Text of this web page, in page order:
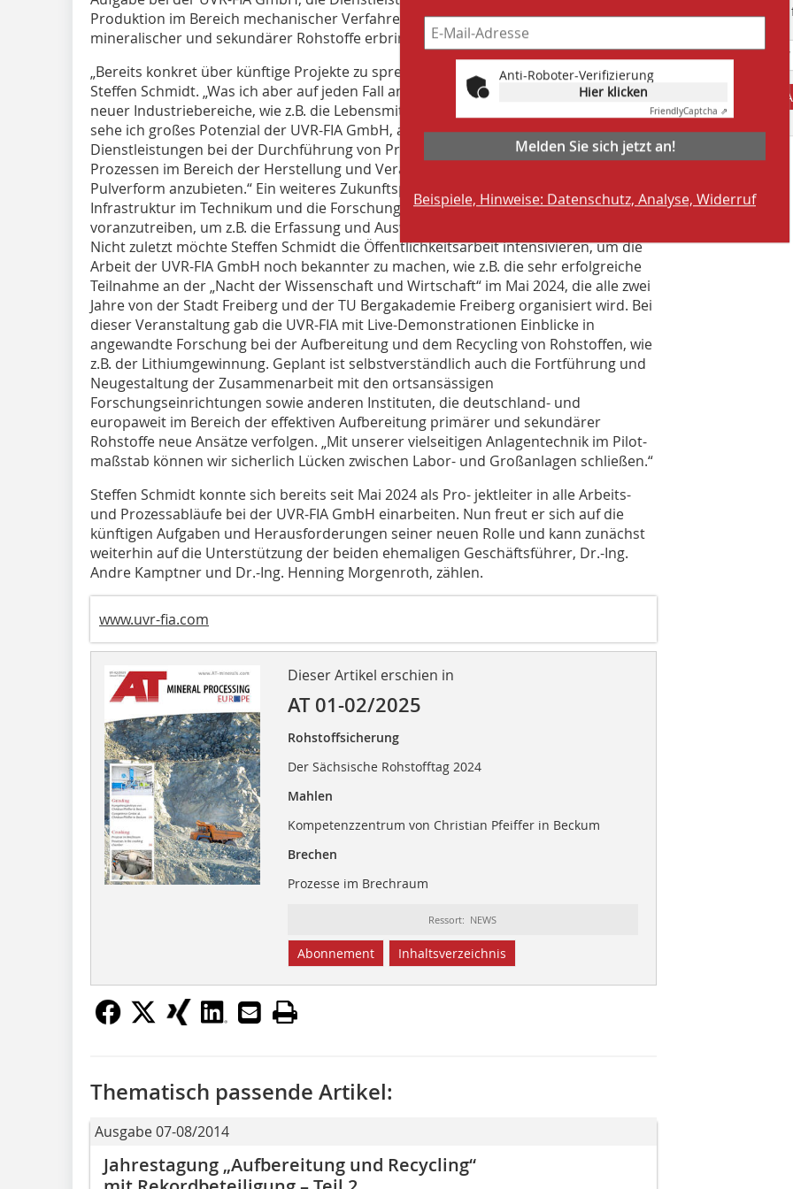
Produktion im Bereich mechanischer Verfahrenstechnik sowie der Aufbereitung
mineralischer und sekundärer Rohstoffe erbringt.
„Bereits konkret über künftige Projekte zu sprechen, ist sicherlich zu früh“, sagt
Steffen Schmidt. „Was ich aber auf jeden Fall angehen möchte, ist die Erschließung
neuer Industriebereiche, wie z.B. die Lebensmittelindustrie. Auch für diese Branche
sehe ich großes Potenzial der UVR-FIA GmbH, als kompetenter Ansprechpartner
Dienstleistungen bei der Durchführung von Projekten bzw. der Optimierung von
Prozessen im Bereich der Herstellung und Verarbeitung von Nahrungsmitteln in
Pulverform anzubieten.“ Ein weiteres Zukunftsprojekt ist, die Modernisierung der
Infrastruktur im Technikum und die Forschung über Einsatzmöglichkeiten der KI
voranzutreiben, um z.B. die Erfassung und Auswertung von Daten zu optimieren.
Nicht zuletzt möchte Steffen Schmidt die Öffentlichkeitsarbeit intensivieren, um die
Arbeit der UVR-FIA GmbH noch bekannter zu machen, wie z.B. die sehr erfolgreiche
Teilnahme an der „Nacht der Wissenschaft und Wirtschaft“ im Mai 2024, die alle zwei
Jahre von der Stadt Freiberg und der TU Bergakademie Freiberg organisiert wird. Bei
dieser Veranstaltung gab die UVR-FIA mit Live-Demonstrationen Einblicke in
angewandte Forschung bei der Aufbereitung und dem Recycling von Rohstoffen, wie
z.B. der Lithiumgewinnung. Geplant ist selbstverständlich auch die Fortführung und
Neugestaltung der Zusammenarbeit mit den ortsansässigen
Forschungseinrichtungen sowie anderen Instituten, die deutschland- und
europaweit im Bereich der effektiven Aufbereitung primärer und sekundärer
Rohstoffe neue Ansätze verfolgen. „Mit unserer vielseitigen Anlagentechnik im Pilot-
maßstab können wir sicherlich Lücken zwischen Labor- und Großanlagen schließen.“
Steffen Schmidt konnte sich bereits seit Mai 2024 als Pro- jektleiter in alle Arbeits-
und Prozessabläufe bei der UVR-FIA GmbH einarbeiten. Nun freut er sich auf die
künftigen Aufgaben und Herausforderungen seiner neuen Rolle und kann zunächst
weiterhin auf die Unterstützung der beiden ehemaligen Geschäftsführer, Dr.-Ing.
Andre Kamptner und Dr.-Ing. Henning Morgenroth, zählen.
www.uvr-fia.com
Dieser Artikel erschien in
AT 01-02/2025
Rohstoffsicherung
Der Sächsische Rohstofftag 2024
Mahlen
Kompetenzzentrum von Christian Pfeiffer in Beckum
Brechen
Prozesse im Brechraum
Ressort: NEWS
Abonnement Inhaltsverzeichnis
Anti-Roboter-Verifizierung
Hier klicken
FriendlyCaptcha ⇗
Melden Sie sich jetzt an!
Beispiele, Hinweise: Datenschutz, Analyse, Widerruf
Thematisch passende Artikel:
Ausgabe 07-08/2014
Jahrestagung „Aufbereitung und Recycling“